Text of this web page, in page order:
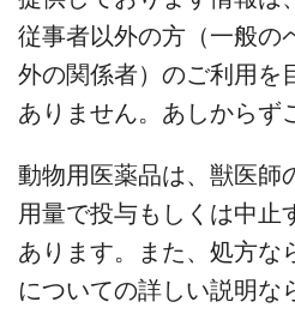
従事者以外の方（一般の
外の関係者）のご利用を
ありません。あしからず
動物用医薬品は、獣医師
用量で投与もしくは中止
あります。また、処方な
についての詳しい説明な